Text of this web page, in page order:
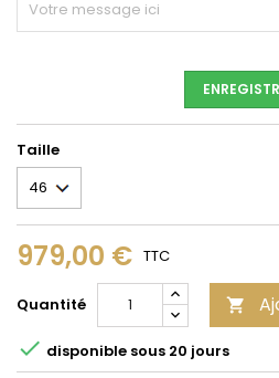
Taille
979,00 € TTC
Quantité 
 disponible sous 20 jours